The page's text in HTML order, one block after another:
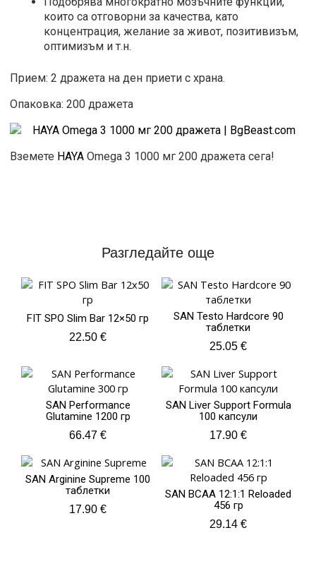
които са отговорни за качества, като
концентрация, желание за живот, позитивизъм,
оптимизъм и т.н.
Прием: 2 дражета на ден приети с храна.
Опаковка: 200 дражета
Вземете HAYA Omega 3 1000 мг 200 дражета сега!
Разгледайте още
FIT SPO Slim Bar 12×50 гр
22.50 €
SAN Testo Hardcore 90
таблетки
25.05 €
SAN Performance
Glutamine 1200 гр
66.47 €
SAN Liver Support Formula
100 капсули
17.90 €
SAN Arginine Supreme 100
таблетки
17.90 €
SAN BCAA 12:1:1 Reloaded
456 гр
29.14 €